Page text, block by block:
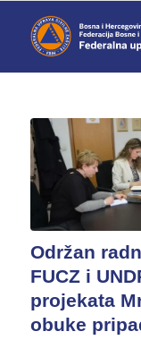
Održan
FUCZ i
projekata
obuke